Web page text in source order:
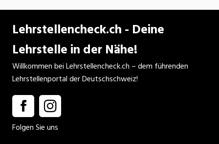
Lehrstellencheck.ch - Deine
Lehrstelle in der Nähe!
Willkommen bei Lehrstellencheck.ch – dem führenden
Lehrstellenportal der Deutschschweiz!
Folgen Sie uns